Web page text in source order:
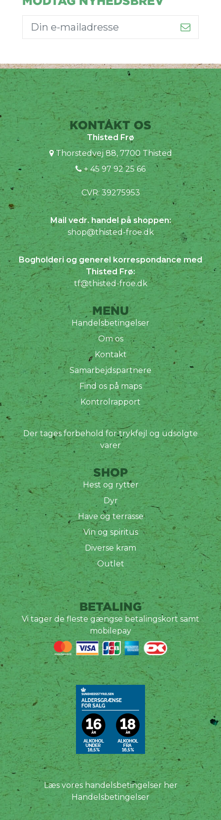
KONTAKT OS
Thisted Frø
Thorstedvej 88, 7700 Thisted
+ 45 97 92 25 66
CVR: 39275953
Mail vedr. handel på shoppen:
shop@thisted-froe.dk
Bogholderi og generel korrespondance med
Thisted Frø:
tf@thisted-froe.dk
MENU
Handelsbetingelser
Om os
Kontakt
Samarbejdspartnere
Find os på maps
Kontrolrapport
Der tages forbehold for trykfejl og udsolgte
varer
SHOP
Hest og rytter
Dyr
Have og terrasse
Vin og spiritus
Diverse kram
Outlet
BETALING
Vi tager de fleste gængse betalingskort samt
mobilepay
Læs vores handelsbetingelser her
Handelsbetingelser